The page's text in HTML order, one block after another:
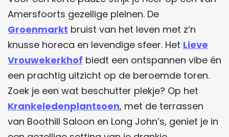
Amersfoorts gezellige pleinen. De
Groenmarkt bruist van het leven met z’n
knusse horeca en levendige sfeer. Het Lieve
Vrouwekerkhof biedt een ontspannen vibe én
een prachtig uitzicht op de beroemde toren.
Zoek je een wat beschutter plekje? Op het
Krankeledenplantsoen, met de terrassen
van Boothill Saloon en Long John’s, geniet je in